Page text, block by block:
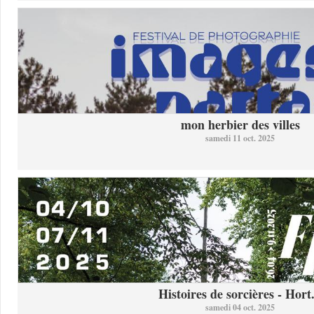
mon herbier des villes
samedi 11 oct. 2025
Histoires de sorcières -
samedi 04 oct. 2025